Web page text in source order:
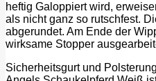
heftig Galoppiert wird,
als nicht ganz so rutschfest.
abgerundet. Am Ende der
wirksame Stopper
Sicherheitsgurt und